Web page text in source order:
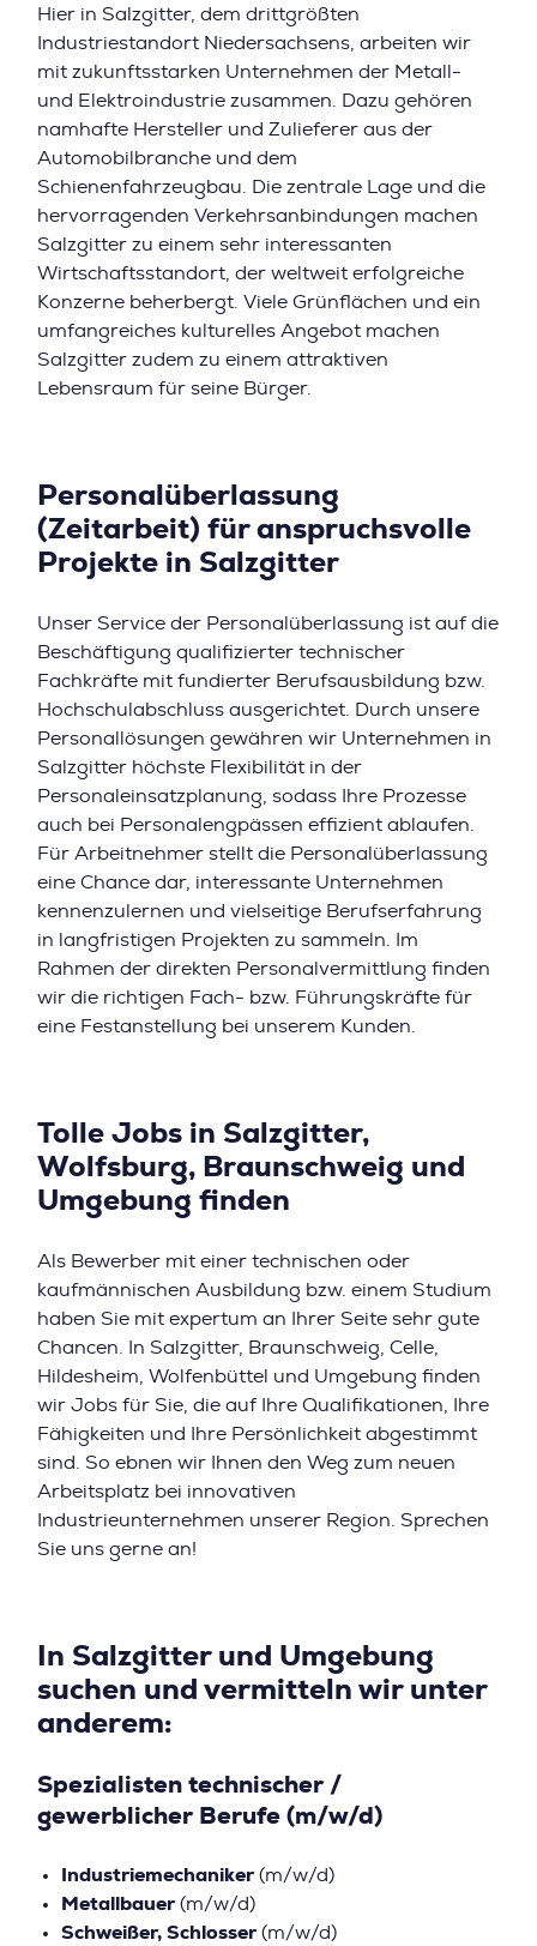
Hier in Salzgitter, dem drittgrößten
Industriestandort Niedersachsens, arbeiten wir
mit zukunftsstarken Unternehmen der Metall-
und Elektroindustrie zusammen. Dazu gehören
namhafte Hersteller und Zulieferer aus der
Automobilbranche und dem
Schienenfahrzeugbau. Die zentrale Lage und die
hervorragenden Verkehrsanbindungen machen
Salzgitter zu einem sehr interessanten
Wirtschaftsstandort, der weltweit erfolgreiche
Konzerne beherbergt. Viele Grünflächen und ein
umfangreiches kulturelles Angebot machen
Salzgitter zudem zu einem attraktiven
Lebensraum für seine Bürger.
Personalüberlassung
(Zeitarbeit) für anspruchsvolle
Projekte in Salzgitter
Unser Service der Personalüberlassung ist auf die
Beschäftigung qualifizierter technischer
Fachkräfte mit fundierter Berufsausbildung bzw.
Hochschulabschluss ausgerichtet. Durch unsere
Personallösungen gewähren wir Unternehmen in
Salzgitter höchste Flexibilität in der
Personaleinsatzplanung, sodass Ihre Prozesse
auch bei Personalengpässen effizient ablaufen.
Für Arbeitnehmer stellt die Personalüberlassung
eine Chance dar, interessante Unternehmen
kennenzulernen und vielseitige Berufserfahrung
in langfristigen Projekten zu sammeln. Im
Rahmen der direkten Personalvermittlung finden
wir die richtigen Fach- bzw. Führungskräfte für
eine Festanstellung bei unserem Kunden.
Tolle Jobs in Salzgitter,
Wolfsburg, Braunschweig und
Umgebung finden
Als Bewerber mit einer technischen oder
kaufmännischen Ausbildung bzw. einem Studium
haben Sie mit expertum an Ihrer Seite sehr gute
Chancen. In Salzgitter, Braunschweig, Celle,
Hildesheim, Wolfenbüttel und Umgebung finden
wir Jobs für Sie, die auf Ihre Qualifikationen, Ihre
Fähigkeiten und Ihre Persönlichkeit abgestimmt
sind. So ebnen wir Ihnen den Weg zum neuen
Arbeitsplatz bei innovativen
Industrieunternehmen unserer Region. Sprechen
Sie uns gerne an!
In Salzgitter und Umgebung
suchen und vermitteln wir unter
anderem:
Spezialisten technischer /
gewerblicher Berufe (m/w/d)
Industriemechaniker(m/w/d)
Metallbauer(m/w/d)
Schweißer, Schlosser(m/w/d)